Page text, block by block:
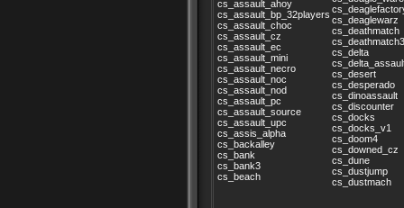
cs_assault_ahoy
cs_assault_bp_32players
cs_assault_choc
cs_assault_cz
cs_assault_ec
cs_assault_mini
cs_assault_necro
cs_assault_noc
cs_assault_nod
cs_assault_pc
cs_assault_source
cs_assault_upc
cs_assis_alpha
cs_backalley
cs_bank
cs_bank3
cs_beach
cs_deaglewarz
cs_deathmatch
cs_deathmatch3
cs_delta
cs_desert
cs_desperado
cs_dinoassault
cs_discounter
cs_docks
cs_docks_v1
cs_doom4
cs_downed_cz
cs_dune
cs_dustjump
cs_dustmach